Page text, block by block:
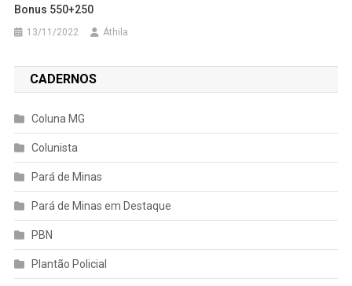
Bonus 550+250
13/11/2022 Áthila
CADERNOS
Coluna MG
Colunista
Pará de Minas
Pará de Minas em Destaque
PBN
Plantão Policial